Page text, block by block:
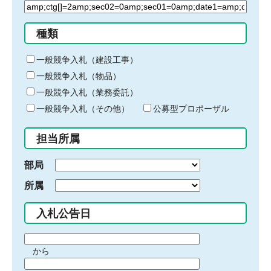
検
る
キ
ー
ワ
ー
ド
入
力
種類
一般競争入札（建設工事）
一般競争入札（物品）
一般競争入札（業務委託）
一般競争入札（その他）
公募型プロポーザル
担当所属
部局
所属
入札公告日
間から